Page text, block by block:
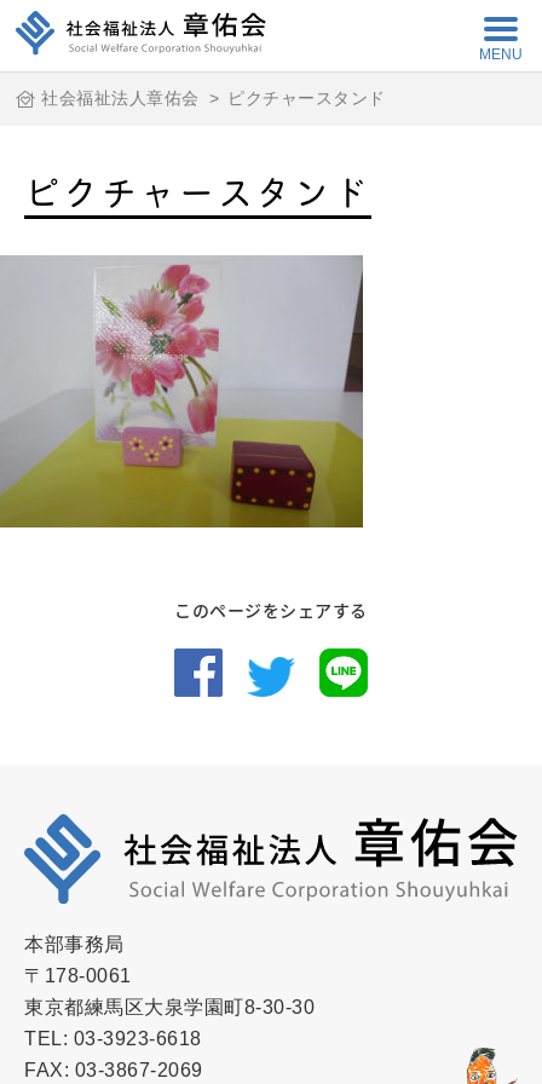
MENU
社会福祉法人章佑会 > ピクチャースタンド
ピクチャースタンド
このページをシェアする
本部事務局
〒178-0061
東京都練馬区大泉学園町8-30-30
TEL: 03-3923-6618
FAX: 03-3867-2069